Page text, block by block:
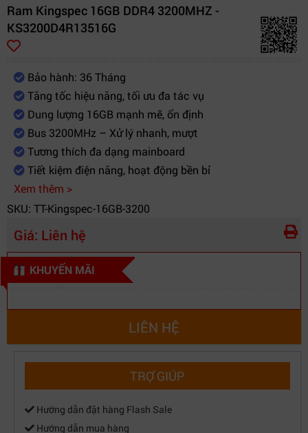
Ram Kingspec 16GB DDR4 3200MHZ -
KS3200D4R13516G
Bảo hành: 36 Tháng
Tăng tốc hiệu năng, tối ưu đa tác vụ
Dung lượng 16GB mạnh mẽ, ổn định
Bus 3200MHz – Xử lý nhanh, mượt
Tương thích đa dạng mainboard
Tiết kiệm điện năng, hoạt động bền bỉ
Xem thêm >
SKU: TT-Kingspec-16GB-3200
Giá: Liên hệ
KHUYẾN MÃI
LIÊN HỆ
TRỢ GIÚP
Hướng dẫn đặt hàng Flash Sale
Hướng dẫn mua hàng